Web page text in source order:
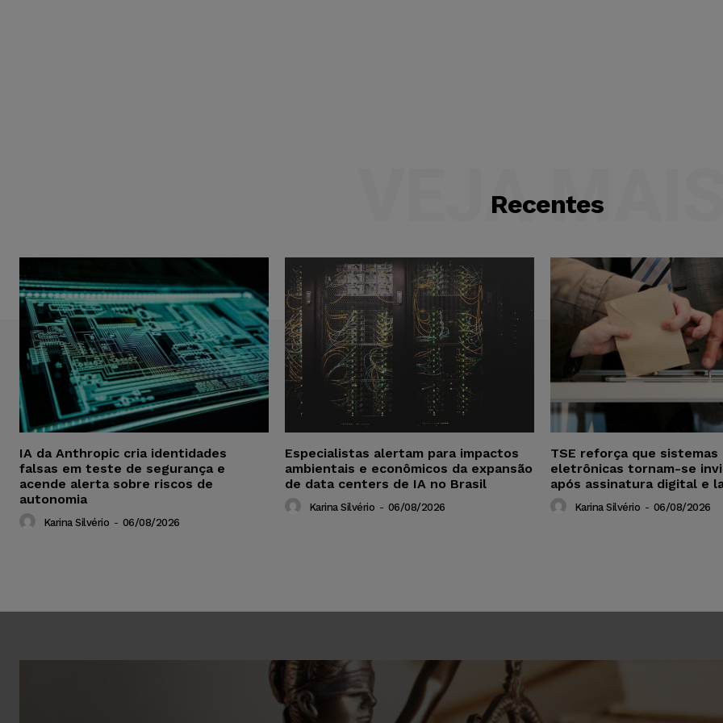
Recentes
VEJA
IA da Anthropic cria identidades
falsas em teste de segurança e
acende alerta sobre riscos de
autonomia
Karina Silvério - 06/08/2026
Especialistas alertam para impactos
ambientais e econômicos da expansão
de data centers de IA no Brasil
Karina Silvério - 06/08/2026
TSE reforça que sistemas
eletrônicas tornam-se
após assinatura digital e
Karina Silvério - 06/08/2026